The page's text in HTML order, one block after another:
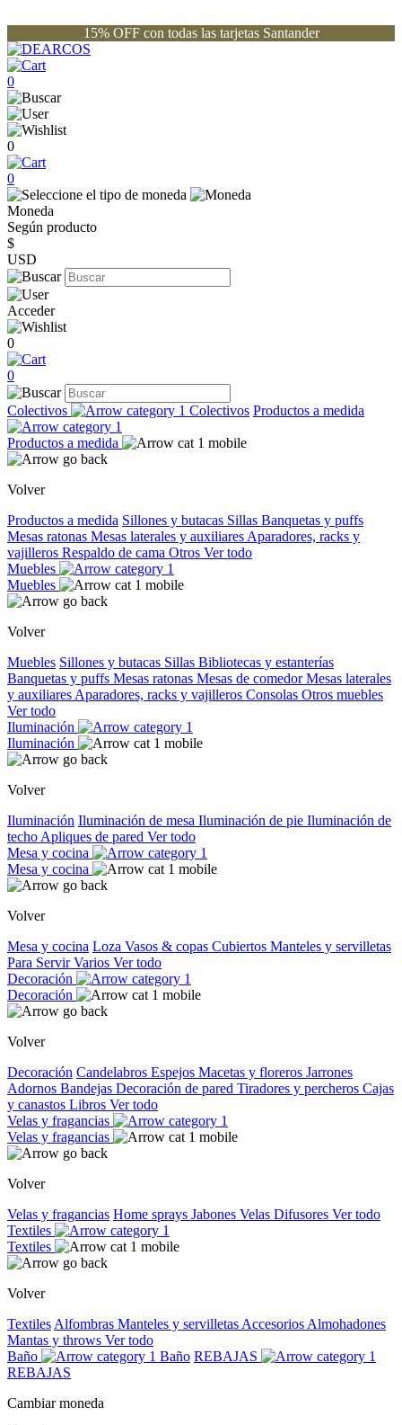
15% OFF con todas las tarjetas Santander
0
0
0
Moneda
Según producto
$
USD
Acceder
0
0
Colectivos Colectivos Productos a medida
Productos a medida
Volver
Productos a medida Sillones y butacas Sillas Banquetas y puffs
Mesas ratonas Mesas laterales y auxiliares Aparadores, racks y
vajilleros Respaldo de cama Otros Ver todo
Muebles
Muebles
Volver
Muebles Sillones y butacas Sillas Bibliotecas y estanterías
Banquetas y puffs Mesas ratonas Mesas de comedorMesas laterales
y auxiliares Aparadores, racks y vajilleros Consolas Otros muebles
Ver todo
Iluminación
Iluminación
Volver
Iluminación Iluminación de mesa Iluminación de pie Iluminación de
techo Apliques de pared Ver todo
Mesa y cocina
Mesa y cocina
Volver
Mesa y cocina Loza Vasos & copas Cubiertos Manteles y servilletas
Para ServirVarios Ver todo
Decoración
Decoración
Volver
Decoración Candelabros Espejos Macetas y floreros Jarrones
Adornos Bandejas Decoración de pared Tiradores y percheros Cajas
y canastos Libros Ver todo
Velas y fragancias
Velas y fragancias
Volver
Velas y fragancias Home sprays Jabones Velas Difusores Ver todo
Textiles
Textiles
Volver
Textiles Alfombras Manteles y servilletas Accesorios Almohadones
Mantas y throws Ver todo
Baño
Baño REBAJAS
REBAJAS
Cambiar moneda